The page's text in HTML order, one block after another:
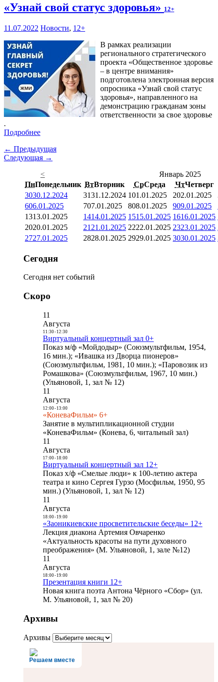
«Узнай свой статус здоровья» 12+
11.07.2022 Новости, 12+
В рамках реализации
регионального стратегического
проекта «Общественное здоровье
– в центре внимания»
подготовлена электронная версия
опросника «Узнай свой статус
здоровья», направленного на
демонстрацию гражданам зоны
ответственности за свое здоровье
.
Подробнее
← Предыдущая
Следующая →
<
Январь 2025
ПнПонедельник ВтВторник СрСреда ЧтЧетверг
3030.12.2024 3131.12.2024 101.01.2025 202.01.2025
606.01.2025 707.01.2025 808.01.2025 909.01.2025
1313.01.2025 1414.01.2025 1515.01.2025 1616.01.2025
2020.01.2025 21 21.01.2025 2222.01.2025 2323.01.2025
2727.01.2025 2828.01.2025 2929.01.2025 3030.01.2025
Сегодня
Сегодня нет событий
Скоро
11
Августа
11:30- 12:30
Виртуальный концертный зал 0+
Показ м/ф «Мойдодыр» (Союзмультфильм, 1954,
16 мин.); «Ивашка из Дворца пионеров»
(Союзмультфильм, 1981, 10 мин.); «Паровозик из
Ромашкова» (Союзмультфильм, 1967, 10 мин.)
(Ульяновой, 1, зал № 12)
11
Августа
12:00- 13:00
«КоневаФильм» 6+
Занятие в мультипликационной студии
«КоневаФильм» (Конева, 6, читальный зал)
11
Августа
17:00- 18:00
Виртуальный концертный зал 12+
Показ х/ф «Смелые люди» к 100-летию актера
театра и кино Сергея Гурзо (Мосфильм, 1950, 95
мин.) (Ульяновой, 1, зал № 12)
11
Августа
18:00- 19:00
«Заоникиевские просветительские беседы» 12+
Лекция диакона Артемия Овчаренко
«Актуальность красоты на пути духовного
преображения» (М. Ульяновой, 1, зале №12)
11
Августа
18:00- 19:00
Презентация книги 12+
Новая книга поэта Антона Чёрного «Сбор» (ул.
М. Ульяновой, 1, зал № 20)
Архивы
Архивы
Решаем вместе